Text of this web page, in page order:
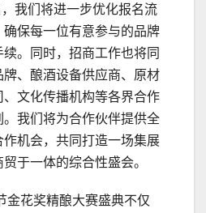
我们将进一步优化报名流
保每一位有意参与的品牌
。同时，招商工作也将同
、酿酒设备供应商、原材
文化传播机构等各界合作
我们将为合作伙伴提供全
机会，共同打造一场集展
于一体的综合性盛会。
金花奖精酿大赛盛典不仅